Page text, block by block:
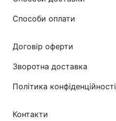
Способи оплати
Договір оферти
Зворотна доставка
Політика конфіденційності
Контакти